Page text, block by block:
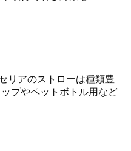
リアのストローは種類豊
プやペットボトル用など